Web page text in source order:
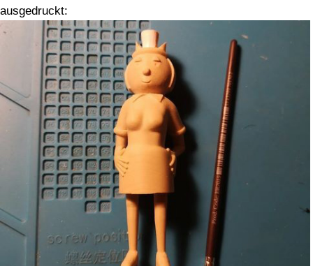
ausgedruckt: